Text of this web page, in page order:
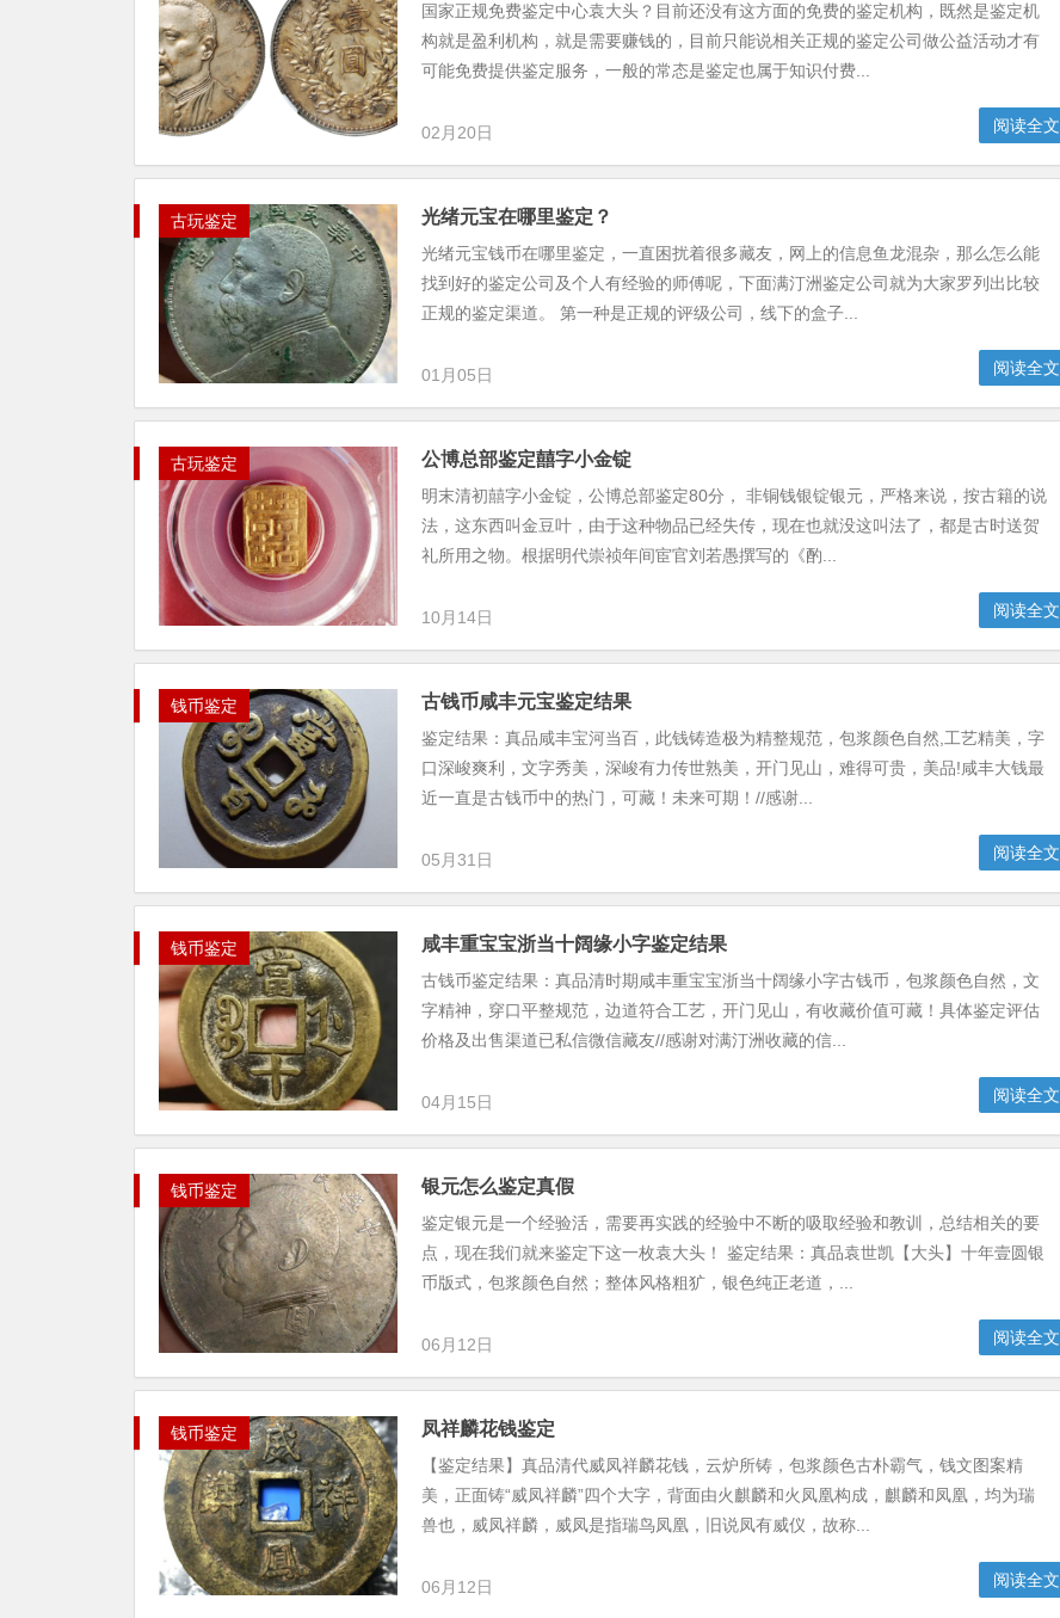
国家正规免费鉴定中心袁大头？目前还没有这方面的免费的鉴定机构，既然是鉴定机
构就是盈利机构，就是需要赚钱的，目前只能说相关正规的鉴定公司做公益活动才有
可能免费提供鉴定服务，一般的常态是鉴定也属于知识付费...
02月20日 阅读全文
古玩鉴定 光绪元宝在哪里鉴定？
光绪元宝钱币在哪里鉴定，一直困扰着很多藏友，网上的信息鱼龙混杂，那么怎么能
找到好的鉴定公司及个人有经验的师傅呢，下面满汀洲鉴定公司就为大家罗列出比较
正规的鉴定渠道。 第一种是正规的评级公司，线下的盒子...
01月05日 阅读全文
古玩鉴定 公博总部鉴定囍字小金锭
明末清初囍字小金锭，公博总部鉴定80分， 非铜钱银锭银元，严格来说，按古籍的说
法，这东西叫金豆叶，由于这种物品已经失传，现在也就没这叫法了，都是古时送贺
礼所用之物。根据明代崇祯年间宦官刘若愚撰写的《酌...
10月14日 阅读全文
钱币鉴定 古钱币咸丰元宝鉴定结果
鉴定结果：真品咸丰宝河当百，此钱铸造极为精整规范，包浆颜色自然,工艺精美，字
口深峻爽利，文字秀美，深峻有力传世熟美，开门见山，难得可贵，美品!咸丰大钱最
近一直是古钱币中的热门，可藏！未来可期！//感谢...
05月31日 阅读全文
钱币鉴定 咸丰重宝宝浙当十阔缘小字鉴定结果
古钱币鉴定结果：真品清时期咸丰重宝宝浙当十阔缘小字古钱币，包浆颜色自然，文
字精神，穿口平整规范，边道符合工艺，开门见山，有收藏价值可藏！具体鉴定评估
价格及出售渠道已私信微信藏友//感谢对满汀洲收藏的信...
04月15日 阅读全文
钱币鉴定 银元怎么鉴定真假
鉴定银元是一个经验活，需要再实践的经验中不断的吸取经验和教训，总结相关的要
点，现在我们就来鉴定下这一枚袁大头！ 鉴定结果：真品袁世凯【大头】十年壹圆银
币版式，包浆颜色自然；整体风格粗犷，银色纯正老道，...
06月12日 阅读全文
钱币鉴定 凤祥麟花钱鉴定
【鉴定结果】真品清代威凤祥麟花钱，云炉所铸，包浆颜色古朴霸气，钱文图案精
美，正面铸“威凤祥麟”四个大字，背面由火麒麟和火凤凰构成，麒麟和凤凰，均为瑞
兽也，威凤祥麟，威凤是指瑞鸟凤凰，旧说凤有威仪，故称...
06月12日 阅读全文